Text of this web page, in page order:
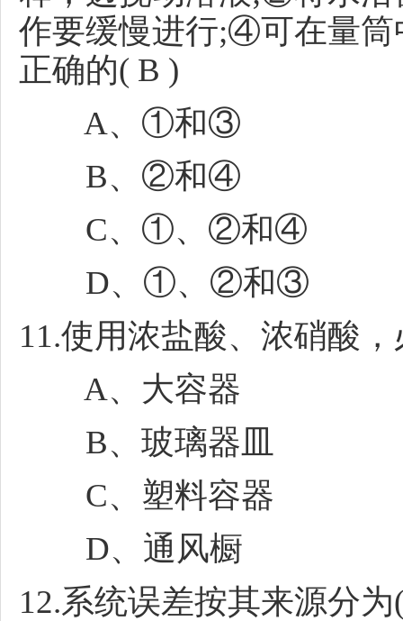
作要缓慢进行;④可在量筒
正确的( B )
A、①和③
B、②和④
C、①、②和④
D、①、②和③
11.使用浓盐酸、浓硝酸
A、大容器
B、玻璃器皿
C、塑料容器
D、通风橱
12.系统误差按其来源分为